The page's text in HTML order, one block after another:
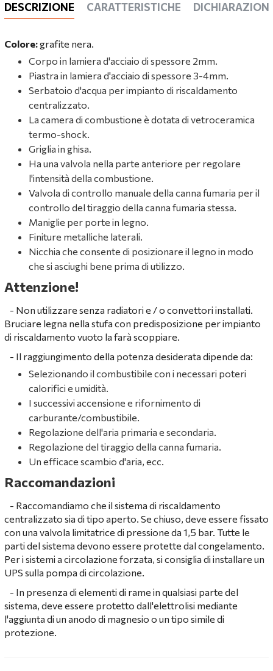
DESCRIZIONE CARATTERISTICHE
Colore:grafite nera.
Corpo in lamiera d'acciaio di spessore 2mm.
Piastra in lamiera d'acciaio di spessore 3-4mm.
Serbatoio d'acqua per impianto di riscaldamento
centralizzato.
La camera di combustione è dotata di vetroceramica
termo-shock.
Griglia in ghisa.
Ha una valvola nella parte anteriore per regolare
l'intensità della combustione.
Valvola di controllo manuale della canna fumaria per il
controllo del tiraggio della canna fumaria stessa.
Maniglie per porte in legno.
Finiture metalliche laterali.
Nicchia che consente di posizionare il legno in modo
che si asciughi bene prima di utilizzo.
Attenzione!
- Non utilizzare senza radiatori e / o convettori installati.
Bruciare legna nella stufa con predisposizione per impianto
di riscaldamento vuoto la farà scoppiare.
- Il raggiungimento della potenza desiderata dipende da:
Selezionando il combustibile con i necessari poteri
calorifici e umidità.
I successivi accensione e rifornimento di
carburante/combustibile.
Regolazione dell'aria primaria e secondaria.
Regolazione del tiraggio della canna fumaria.
Un efficace scambio d'aria, ecc.
Raccomandazioni
- Raccomandiamo che il sistema di riscaldamento
centralizzato sia di tipo aperto. Se chiuso, deve essere fissato
con una valvola limitatrice di pressione da 1,5 bar. Tutte le
parti del sistema devono essere protette dal congelamento.
Per i sistemi a circolazione forzata, si consiglia di installare un
UPS sulla pompa di circolazione.
- In presenza di elementi di rame in qualsiasi parte del
sistema, deve essere protetto dall'elettrolisi mediante
l'aggiunta di un anodo di magnesio o un tipo simile di
protezione.